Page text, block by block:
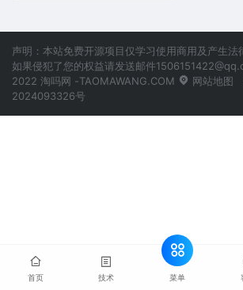
声明：本站免费开源项目仅学习使用商用及产生法
如果侵犯了您的权益请发送邮件
2022 淘吗网 -TAOMAWANG.COM
网站地图
2024093326号
首页 技术 菜单